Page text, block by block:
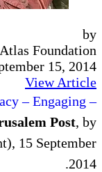
by
Foundation
15, 2014
View Article
– Engaging
Post, by
15 September
2014.